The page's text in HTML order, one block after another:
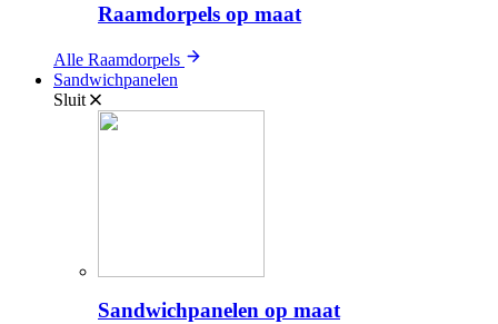
Raamdorpels op maat
Alle Raamdorpels
Sandwichpanelen
Sluit
Sandwichpanelen op maat